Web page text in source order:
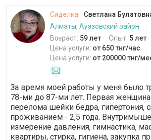
Сиделка
Светлана
Алматы, Ауэзовский район
Возраст: 59 лет Опыт: 5 лет
Цена услуги: от 650 тнг/час
Цена услуги: от 200000 тнг/
За время моей работы у меня было
78-ми до 87-ми лет. Первая женщина
перелома шейки бедра, гипертония,
проживанием - 2,5 года.
измерение давления, гимнастика,
квартиры, стирка, гигиена, закупка